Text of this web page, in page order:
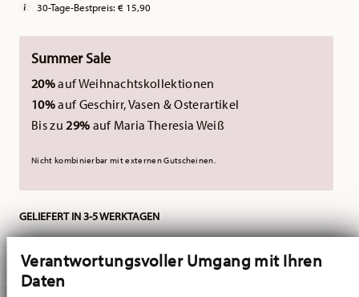
Verantwortungsvoller Umgang mit Ihren
Daten
30-Tage-Bestpreis:€ 15,90
Summer Sale
20%auf Weihnachtskollektionen
10%auf Geschirr, Vasen & Osterartikel
Bis zu29% auf Maria Theresia Weiß
Nicht kombinierbar mit externen Gutscheinen.
GELIEFERT IN 3-5 WERKTAGEN
BESCHREIBUNG